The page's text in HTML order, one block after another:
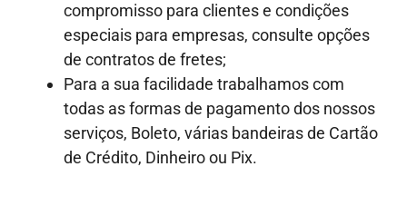
compromisso para clientes e condições
especiais para empresas, consulte opções
de contratos de fretes;
Para a sua facilidade trabalhamos com
todas as formas de pagamento dos nossos
serviços, Boleto, várias bandeiras de Cartão
de Crédito, Dinheiro ou Pix.